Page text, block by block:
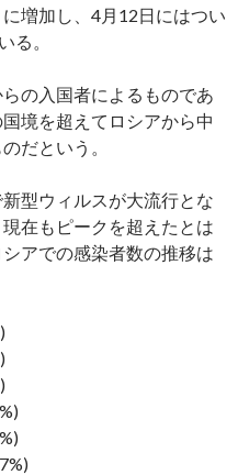
増加し、4月12日にはつい
る。
の入国者によるものであ
境を超えてロシアから中
だという。
型ウィルスが大流行とな
在もピークを超えたとは
アでの感染者数の推移は